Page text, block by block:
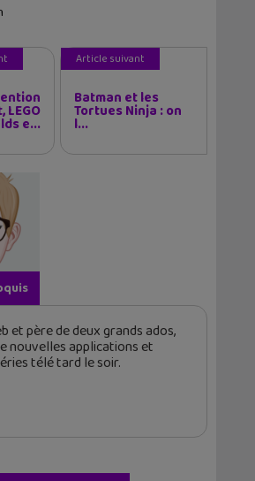
e...
Article suivant
Batman et les
Tortues Ninja : on
l...
et père de deux grands ados,
nouvelles applications et
télé tard le soir.